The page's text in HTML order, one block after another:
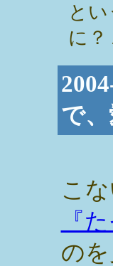
と
に？
で
こ
『
の